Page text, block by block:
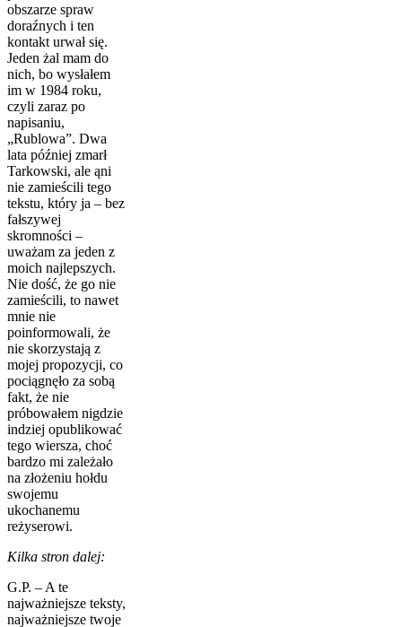
obszarze spraw
doraźnych i ten
kontakt urwał się.
Jeden żal mam do
nich, bo wysłałem
im w 1984 roku,
czyli zaraz po
napisaniu,
„Rublowa”. Dwa
lata później zmarł
Tarkowski, ale ąni
nie zamieścili tego
tekstu, który ja – bez
fałszywej
skromności –
uważam za jeden z
moich najlepszych.
Nie dość, że go nie
zamieścili, to nawet
mnie nie
poinformowali, że
nie skorzystają z
mojej propozycji, co
pociągnęło za sobą
fakt, że nie
próbowałem nigdzie
indziej opublikować
tego wiersza, choć
bardzo mi zależało
na złożeniu hołdu
swojemu
ukochanemu
reżyserowi.
Kilka stron dalej:
G.P. – A te
najważniejsze teksty,
najważniejsze twoje